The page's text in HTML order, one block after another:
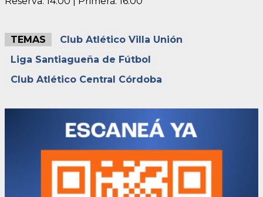
TEMAS
Club Atlético Villa Unión
Liga Santiagueña de Fútbol
Club Atlético Central Córdoba